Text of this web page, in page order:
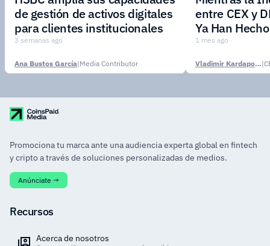
de gestión de activos digitales
para clientes institucionales
3 semanas ago
Ana Bustos García|Media Contributor
entre CEX y
Ya Han
1 mes ago
Vladimir Kardapoltsev|
Promociona tu marca ante una audiencia experta global en fintech
y cripto a través de soluciones personalizadas de medios.
Anúnciate →
Recursos
Acerca de nosotros